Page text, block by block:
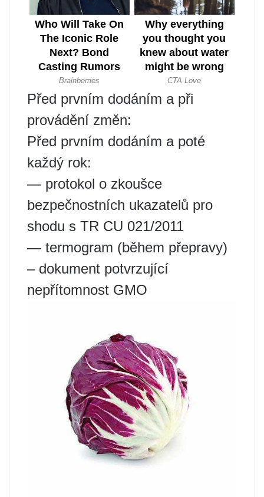
Před prvním dodáním a při
provádění změn:
Před prvním dodáním a poté
každý rok:
— protokol o zkoušce
bezpečnostních ukazatelů pro
shodu s TR CU 021/2011
— termogram (během přepravy)
– dokument potvrzující
nepřítomnost GMO